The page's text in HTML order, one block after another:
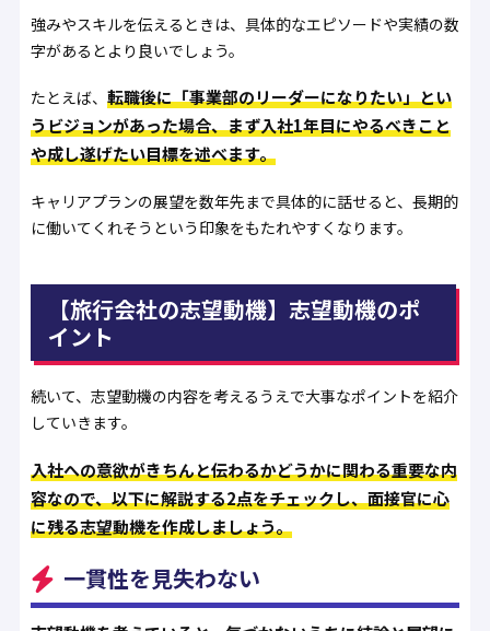
強みやスキルを伝えるときは、具体的なエピソードや実績の数
字があるとより良いでしょう。
たとえば、 転職後に「事業部のリーダーになりたい」とい
うビジョンがあった場合、まず入社1年目にやるべきこと
や成し遂げたい目標を述べます。
キャリアプランの展望を数年先まで具体的に話せると、長期的
に働いてくれそうという印象をもたれやすくなります。
【旅行会社の志望動機】志望動機のポ
イント
続いて、志望動機の内容を考えるうえで大事なポイントを紹介
していきます。
入社への意欲がきちんと伝わるかどうかに関わる重要な内
容なので、以下に解説する2点をチェックし、面接官に心
に残る志望動機を作成しましょう。
一貫性を見失わない